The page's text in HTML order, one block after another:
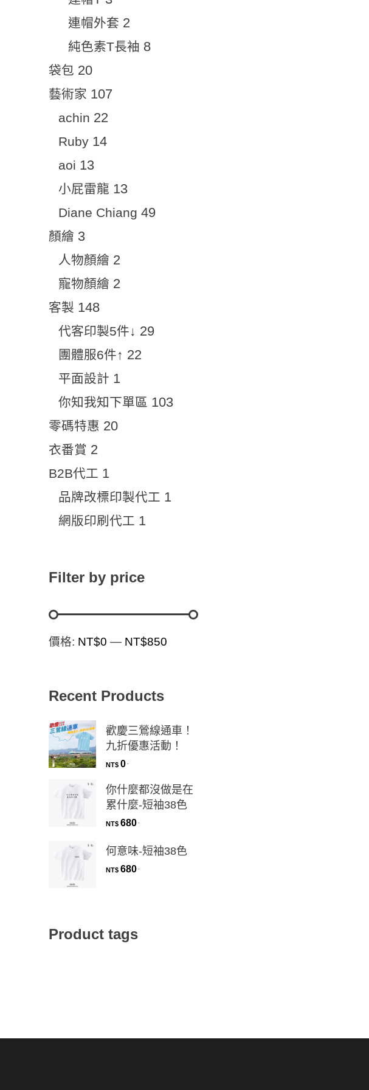
連帽外套 2
純色素T長袖 8
袋包 20
藝術家 107
achin 22
Ruby 14
aoi 13
小屁雷龍 13
Diane Chiang 49
顏繪 3
人物顏繪 2
寵物顏繪 2
客製 148
代客印製5件↓ 29
團體服6件↑ 22
平面設計 1
你知我知下單區 103
零碼特惠 20
衣番賞 2
B2B代工 1
品牌改標印製代工 1
網版印刷代工 1
Filter by price
價格: NT$0 — NT$850
Recent Products
歡慶三鶯線通車！
九折優惠活動！
NT$ 0
你什麼都沒做是在
累什麼-短袖38色
NT$ 680
何意味-短袖38色
NT$ 680
Product tags